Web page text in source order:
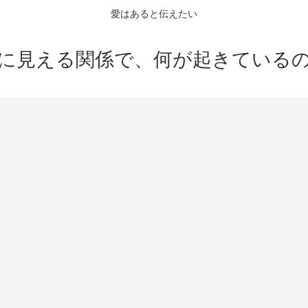
愛はあると伝えたい
見える関係で、何が起きている